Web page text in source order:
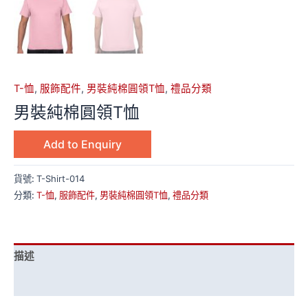
T-恤, 服飾配件, 男裝純棉圓領T恤, 禮品分類
男裝純棉圓領T恤
Add to Enquiry
貨號: T-Shirt-014
分類: T-恤, 服飾配件, 男裝純棉圓領T恤, 禮品分類
描述